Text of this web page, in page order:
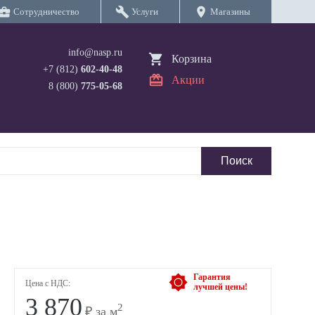
Сотрудничество build Услуги location_on Магазины
info@nasp.ru
+7 (812) 602-40-48
8 (800) 775-05-68
Корзина
Акции
Гарантия
лучшей цены!
Цена с НДС:
3 870 ₽ за м2